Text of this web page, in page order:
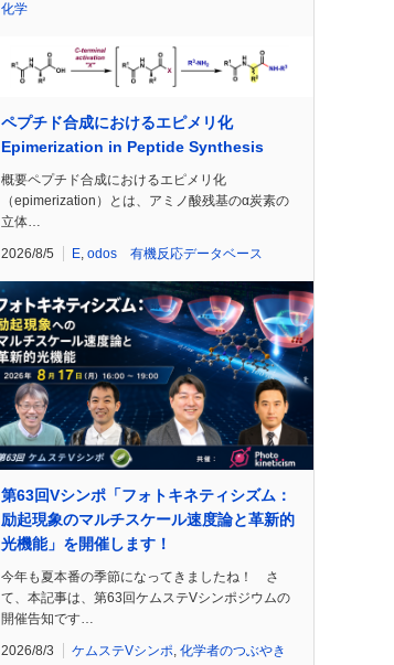
化学
ペプチド合成におけるエピメリ化
Epimerization in Peptide Synthesis
概要ペプチド合成におけるエピメリ化
（epimerization）とは、アミノ酸残基のα炭素の
立体…
2026/8/5 E odos 有機反応データベース
第63回Vシンポ「フォトキネティシズム：
励起現象のマルチスケール速度論と革新的
光機能」を開催します！
今年も夏本番の季節になってきましたね！ さ
て、本記事は、第63回ケムステVシンポジウムの
開催告知です…
2026/8/3 ケムステVシンポ, 化学者のつぶやき